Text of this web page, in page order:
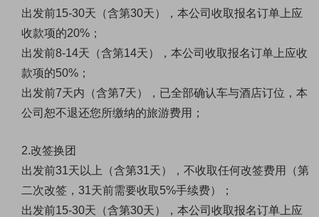
出发前15-30天（含第30天），本公司收取报名订单上应
收款项的20%；
出发前8-14天（含第14天），本公司收取报名订单上应收
款项的50%；
出发前7天内（含第7天），已全部确认车与酒店订位，本
公司恕不退还您所缴纳的旅游费用；
2.改签换团
出发前31天以上（含第31天），不收取任何改签费用（第
二次改签，31天前需要收取5%手续费）；
出发前15-30天（含第30天），本公司收取报名订单上应